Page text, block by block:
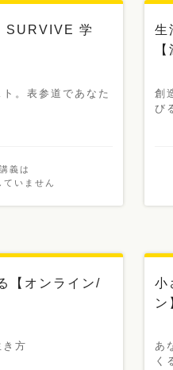
SURVIVE 学
。表参道であなた
義は
ていません
生
創
び
【オンライン/
方
小
ン
あ
く